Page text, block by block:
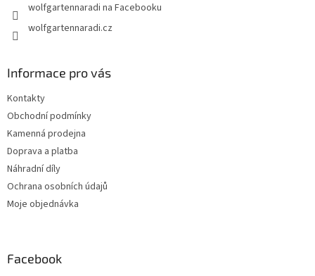
wolfgartennaradi na Facebooku
wolfgartennaradi.cz
Informace pro vás
Kontakty
Obchodní podmínky
Kamenná prodejna
Doprava a platba
Náhradní díly
Ochrana osobních údajů
Moje objednávka
Facebook